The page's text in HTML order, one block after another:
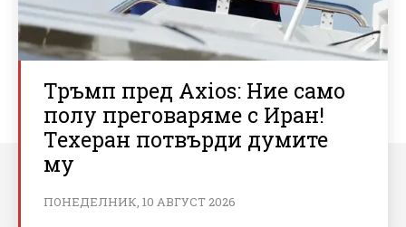
Тръмп пред Axios: Ние само
полу преговаряме с Иран!
Техеран потвърди думите
му
ПОНЕДЕЛНИК, 10 АВГУСТ 2026